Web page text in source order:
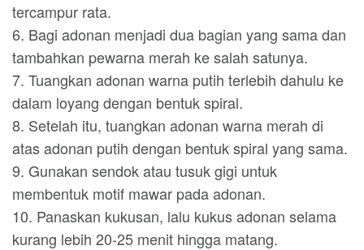
tercampur rata.
6. Bagi adonan menjadi dua bagian yang sama dan
tambahkan pewarna merah ke salah satunya.
7. Tuangkan adonan warna putih terlebih dahulu ke
dalam loyang dengan bentuk spiral.
8. Setelah itu, tuangkan adonan warna merah di
atas adonan putih dengan bentuk spiral yang sama.
9. Gunakan sendok atau tusuk gigi untuk
membentuk motif mawar pada adonan.
10. Panaskan kukusan, lalu kukus adonan selama
kurang lebih 20-25 menit hingga matang.